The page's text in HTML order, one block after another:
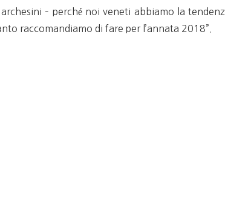
– perché noi veneti abbiamo la
raccomandiamo di fare per l’annata 2018”.